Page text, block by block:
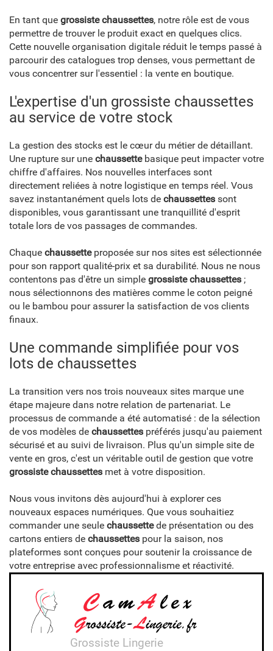
En tant que grossiste chaussettes, notre rôle est de vous
permettre de trouver le produit exact en quelques clics.
Cette nouvelle organisation digitale réduit le temps passé à
parcourir des catalogues trop denses, vous permettant de
vous concentrer sur l'essentiel : la vente en boutique.
L'expertise d'un grossiste chaussettes
au service de votre stock
La gestion des stocks est le cœur du métier de détaillant.
Une rupture sur une chaussettebasique peut impacter votre
chiffre d'affaires. Nos nouvelles interfaces sont
directement reliées à notre logistique en temps réel. Vous
savez instantanément quels lots de chaussettes sont
disponibles, vous garantissant une tranquillité d'esprit
totale lors de vos passages de commandes.
Chaque chaussetteproposée sur nos sites est sélectionnée
pour son rapport qualité-prix et sa durabilité. Nous ne nous
contentons pas d'être un simple grossiste chaussettes ;
nous sélectionnons des matières comme le coton peigné
ou le bambou pour assurer la satisfaction de vos clients
finaux.
Une commande simplifiée pour vos
lots de chaussettes
La transition vers nos trois nouveaux sites marque une
étape majeure dans notre relation de partenariat. Le
processus de commande a été automatisé : de la sélection
de vos modèles de chaussettes préférés jusqu'au paiement
sécurisé et au suivi de livraison. Plus qu'un simple site de
vente en gros, c'est un véritable outil de gestion que votre
grossiste chaussettes met à votre disposition.
Nous vous invitons dès aujourd'hui à explorer ces
nouveaux espaces numériques. Que vous souhaitiez
commander une seule chaussettede présentation ou des
cartons entiers de chaussettes pour la saison, nos
plateformes sont conçues pour soutenir la croissance de
votre entreprise avec professionnalisme et réactivité.
Grossiste Lingerie